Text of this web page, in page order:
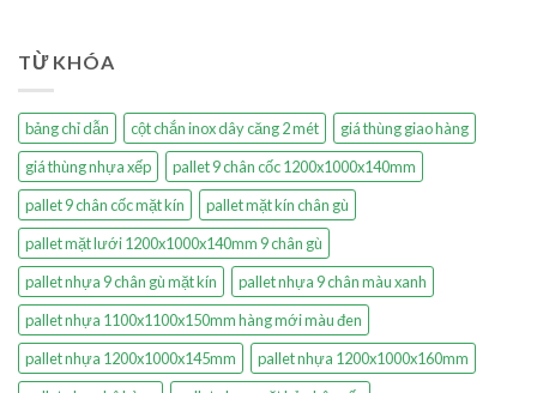
TỪ KHÓA
bảng chỉ dẫn cột chắn inox dây căng 2 mét
giá thùng giao hàng
giá thùng nhựa xếp
pallet 9 chân cốc 1200x1000x140mm
pallet 9 chân cốc mặt kín
pallet mặt kín chân gù
pallet mặt lưới 1200x1000x140mm 9 chân gù
pallet nhựa 9 chân gù mặt kín
pallet nhựa 9 chân màu xanh
pallet nhựa 1100x1100x150mm hàng mới màu đen
pallet nhựa 1200x1000x145mm
pallet nhựa 1200x1000x160mm